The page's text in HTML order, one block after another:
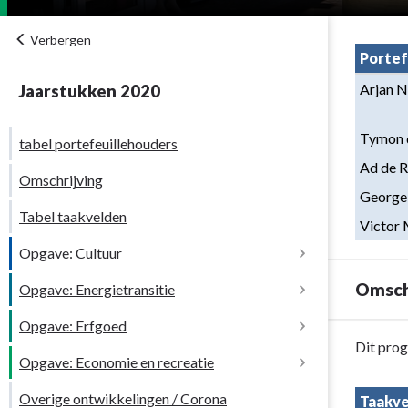
Verbergen
Jaarstukken 2020
tabel portefeuillehouders
Omschrijving
Tabel taakvelden
Opgave: Cultuur
Inleiding
Wat heeft Woerden met deze opgave
bereikt?
Wat heeft Woerden gedaan?
Opgave: Energietransitie
Opgave: Erfgoed
Opgave: Economie en recreatie
Overige ontwikkelingen / Corona
Arjan
Tymon
Ad de
Victor
Terug
navigatie
Dit